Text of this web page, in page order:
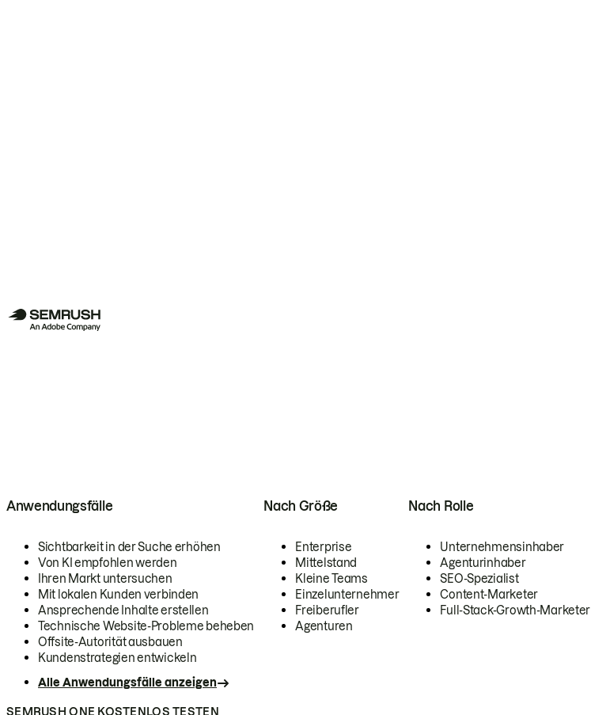
Anwendungsfälle
Sichtbarkeit in der Suche erhöhen
Von KI empfohlen werden
Ihren Markt untersuchen
Mit lokalen Kunden verbinden
Ansprechende Inhalte erstellen
Technische Website-Probleme beheben
Offsite-Autorität ausbauen
Kundenstrategien entwickeln
Alle Anwendungsfälle anzeigen
Nach Größe
Enterprise
Mittelstand
Kleine Teams
Einzelunternehmer
Freiberufler
Agenturen
Nach Rolle
Unternehmensinhaber
Agenturinhaber
SEO-Spezialist
Content-Marketer
Full-Stack-Growth-Marketer
SEMRUSH ONE KOSTENLOS TESTEN